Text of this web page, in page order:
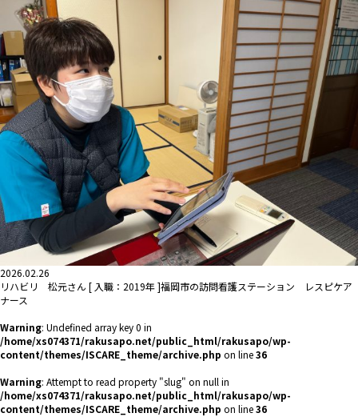
2026.02.26
リハビリ 松元さん [ 入職：2019年 ]福岡市の訪問看護ステーション レスピケア
ナース
Warning: Undefined array key 0 in
/home/xs074371/rakusapo.net/public_html/rakusapo/wp-
content/themes/ISCARE_theme/archive.php on line36
Warning: Attempt to read property "slug" on null in
/home/xs074371/rakusapo.net/public_html/rakusapo/wp-
content/themes/ISCARE_theme/archive.php on line36